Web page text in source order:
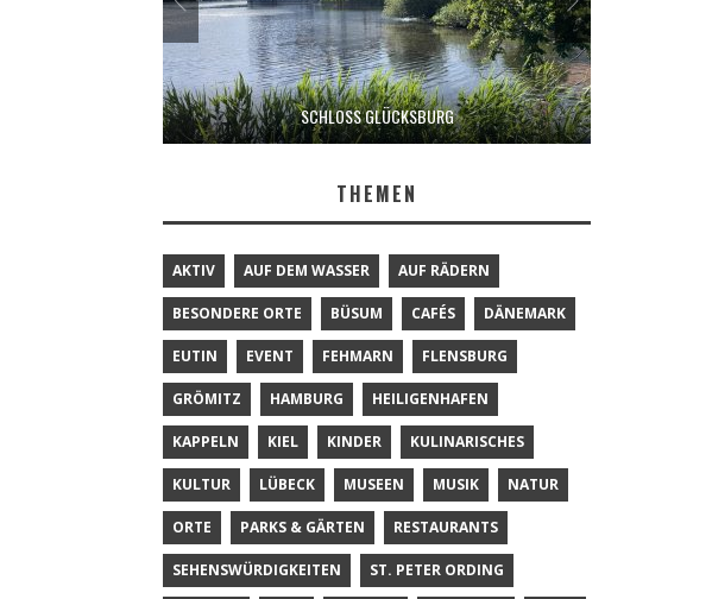
SCHLOSS GLÜCKSBURG
THEMEN
AKTIV AUF DEM WASSER AUF RÄDERN
BESONDERE ORTE BÜSUM CAFÉS DÄNEMARK
EUTIN EVENT FEHMARN FLENSBURG
GRÖMITZ HAMBURG HEILIGENHAFEN
KAPPELN KIEL KINDER KULINARISCHES
KULTUR LÜBECK MUSEEN MUSIK NATUR
ORTE PARKS & GÄRTEN RESTAURANTS
SEHENSWÜRDIGKEITEN ST. PETER ORDING